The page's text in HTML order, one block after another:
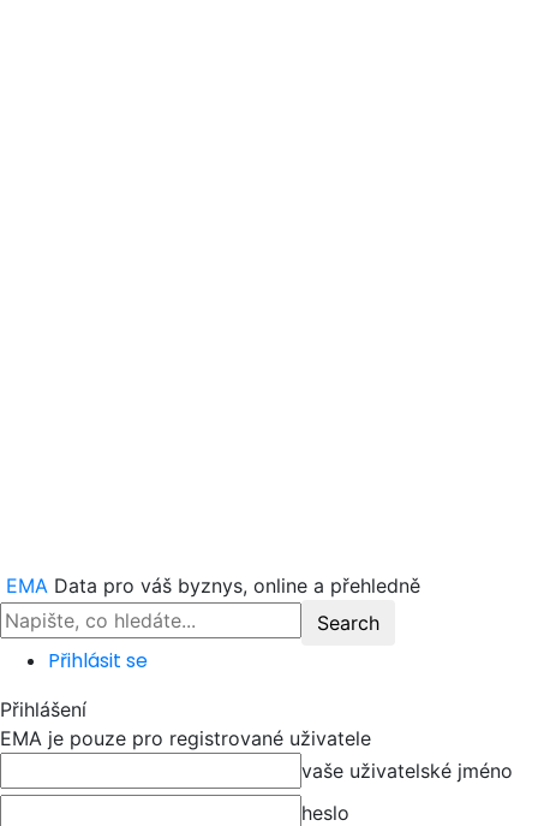
EMA Data pro váš byznys, online a přehledně
Přihlásit se
Přihlášení
EMA je pouze pro registrované uživatele
vaše uživatelské jméno
heslo